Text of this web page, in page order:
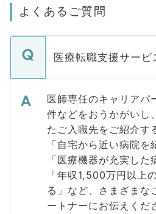
よくあるご質問
医療転職支援サービ
医師専任のキャリアパ
件などをおうかがいし
たご入職先をご紹介す
「自宅から近い病院を
「医療機器が充実した
「年収1,500万円以上
る」など、さまざまな
ートナーにお伝えくだ